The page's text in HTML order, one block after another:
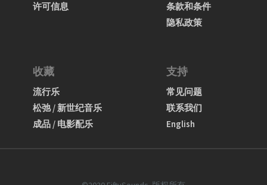
许可信息
条款和条件
隐私政策
收藏
流行乐
松弛 / 新世纪音乐
成品 / 电影配乐
支持
常见问题
联系我们
English